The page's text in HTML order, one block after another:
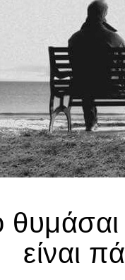
θυμάσαι
είναι